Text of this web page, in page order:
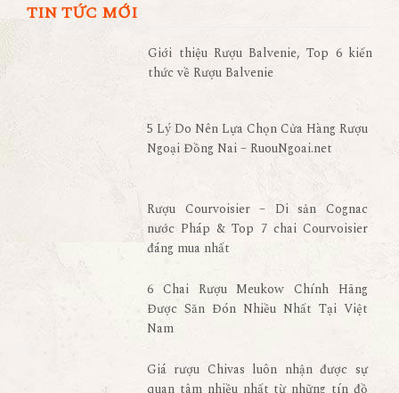
TIN TỨC MỚI
Giới thiệu Rượu Balvenie, Top 6 kiến
thức về Rượu Balvenie
Ngoại Đồng Nai – RuouNgoai.net
nước Pháp & Top 7 chai Courvoisier
đáng mua nhất
Được Săn Đón Nhiều Nhất Tại Việt
Nam
quan tâm nhiều nhất từ những tín đồ
rượu ngoại